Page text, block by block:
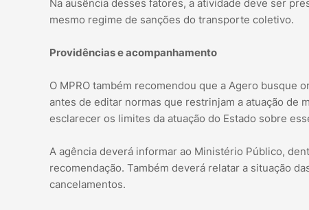
Na ausência desses fatores, a atividade deve ser
mesmo regime de sanções do transporte coletivo.
Providências e acompanhamento
O MPRO também recomendou que a Agero busque
antes de editar normas que restrinjam a atuação de
esclarecer os limites da atuação do Estado sobre
A agência deverá informar ao Ministério Público,
recomendação. Também deverá relatar a situação
cancelamentos.